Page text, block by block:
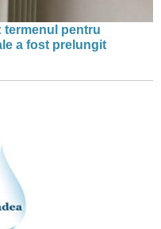
termenul pentru
a fost prelungit